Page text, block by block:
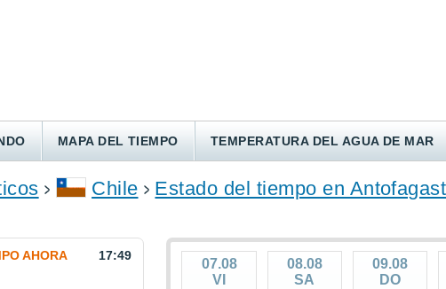
MAPA DEL TIEMPO TEMPERATURA DEL AGUA DE MAR
Chile Estado del tiempo en
07.08
VI
08.08
SA
09.08
DO
AHORA 17:49